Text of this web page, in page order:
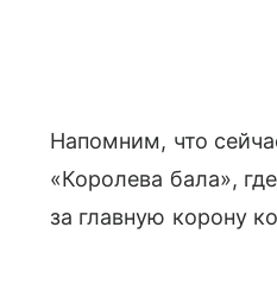
Напомним, что
«Королева бала»,
за главную корону